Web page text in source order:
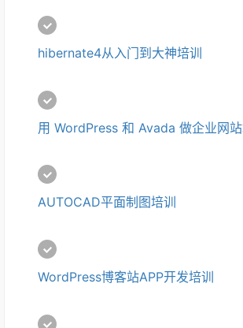
hibernate4从入门到大神培训
用 WordPress 和 Avada 做企业网
AUTOCAD平面制图培训
WordPress博客站APP开发培训